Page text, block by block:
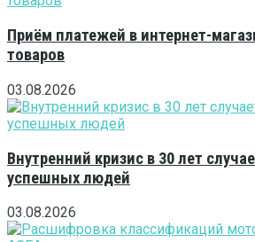
Приём платежей в интернет-
товаров
03.08.2026
Внутренний кризис в 30 лет
успешных людей
03.08.2026